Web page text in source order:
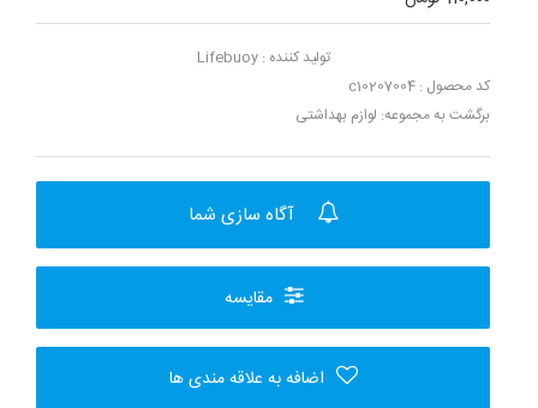
تولید کننده : Lifebuoy
کد محصول : c10207004
برگشت به مجموعه: لوازم بهداشتی
آگاه سازی شما
مقایسه
اضافه به علاقه مندی ها